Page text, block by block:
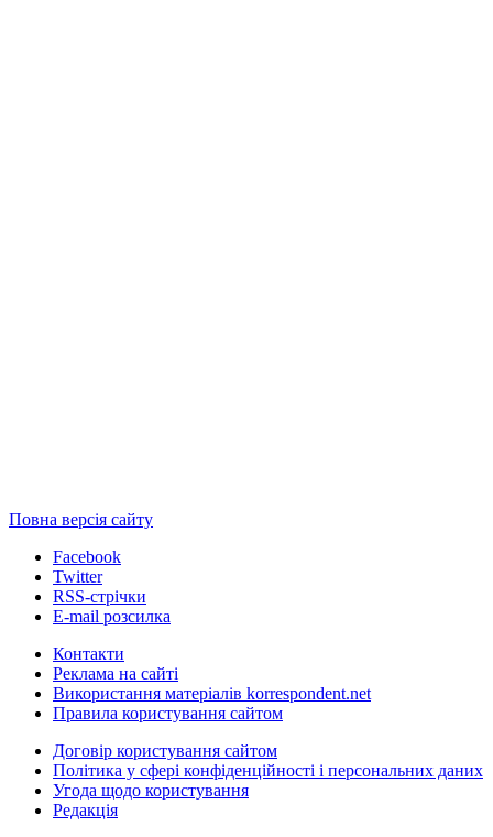
Повна версія сайту
Facebook
Twitter
RSS-стрічки
E-mail розсилка
Контакти
Реклама на сайті
Використання матеріалів korrespondent.net
Правила користування сайтом
Договір користування сайтом
Політика у сфері конфіденційності і персональних даних
Угода щодо користування
Редакція